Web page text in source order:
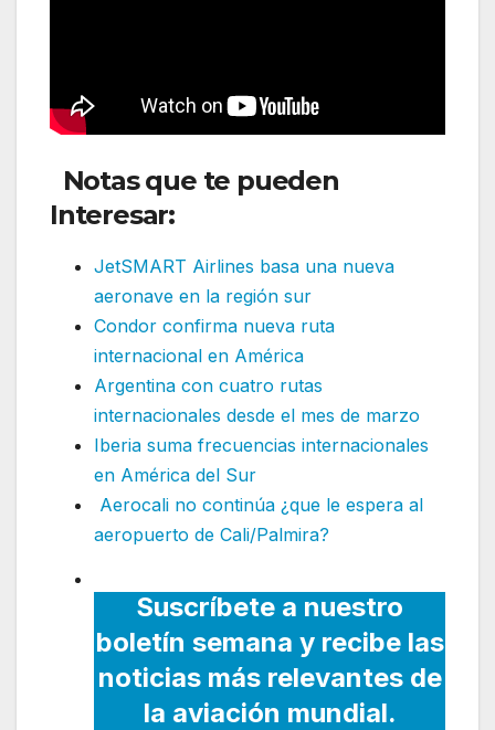
Notas que te pueden
Interesar:
JetSMART Airlines basa una nueva
aeronave en la región sur
Condor confirma nueva ruta
internacional en América
Argentina con cuatro rutas
internacionales desde el mes de marzo
Iberia suma frecuencias internacionales
en América del Sur
Aerocali no continúa ¿que le espera al
aeropuerto de Cali/Palmira?
Suscríbete a nuestro
boletín semana y recibe las
noticias más relevantes de
la aviación mundial.